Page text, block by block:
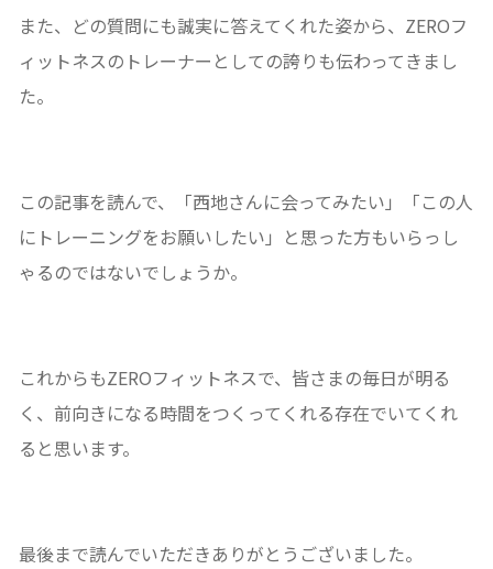
また、どの質問にも誠実に答えてくれた姿から、ZEROフ
ィットネスのトレーナーとしての誇りも伝わってきまし
た。
この記事を読んで、「西地さんに会ってみたい」「この人
にトレーニングをお願いしたい」と思った方もいらっし
ゃるのではないでしょうか。
これからもZEROフィットネスで、皆さまの毎日が明る
く、前向きになる時間をつくってくれる存在でいてくれ
ると思います。
最後まで読んでいただきありがとうございました。